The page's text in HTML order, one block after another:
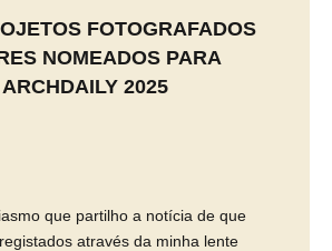
FOTOGRAFADOS
NOMEADOS PARA
2025
que partilho a notícia de que
através da minha lente